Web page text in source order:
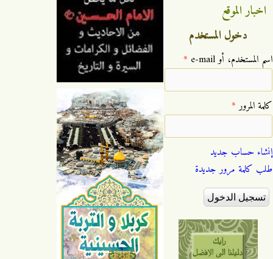
اخبار الموقع
دخول المستخدم
‏اسم المستخدم، أو e-mail ‏ *
‏كلمة المرور ‏*
إنشاء حساب جديد
طلب كلمة مرور جديدة